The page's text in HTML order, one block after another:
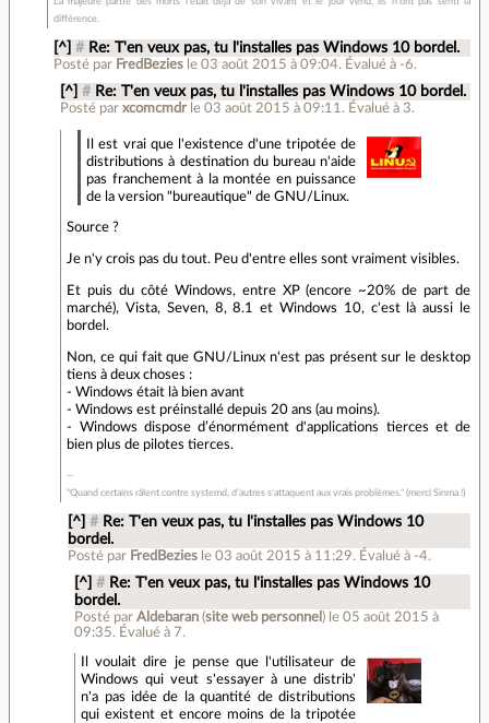
différence.
[^] # Re: T'en veux pas, tu l'installes pas Windows 10 bordel.
Posté par FredBezies le 03 août 2015 à 09:04. Évalué à -6.
[^] # Re: T'en veux pas, tu l'installes pas Windows 10 bordel.
Posté parxcomcmdr le 03 août 2015 à 09:11 . Évalué à 3.
Il est vrai que l'existence d'une tripotée de
distributions à destination du bureau n'aide
pas franchement à la montée en puissance
de la version "bureautique" de GNU/Linux.
Source ?
Je n'y crois pas du tout. Peu d'entre elles sont vraiment visibles.
Et puis du côté Windows, entre XP (encore ~20% de part de
marché), Vista, Seven, 8, 8.1 et Windows 10, c'est là aussi le
bordel.
Non, ce qui fait que GNU/Linux n'est pas présent sur le desktop
tiens à deux choses :
- Windows était là bien avant
- Windows est préinstallé depuis 20 ans (au moins).
- Windows dispose d’énormément d'applications tierces et de
bien plus de pilotes tierces.
"Quand certains râlent contre systemd, d'autres s'attaquent aux vrais problèmes." (merci Sinma !)
[^] # Re: T'en veux pas, tu l'installes pas Windows 10
bordel.
Posté par FredBezies le 03 août 2015 à 11:29. Évalué à -4.
[^] # Re: T'en veux pas, tu l'installes pas Windows 10
bordel.
Posté parAldebaran (site web personnel ) le 05 août 2015 à
09:35. Évalué à7.
Il voulait dire je pense que l'utilisateur de
Windows qui veut s'essayer à une distrib'
n'a pas idée de la quantité de distributions
qui existent et encore moins de la tripotée